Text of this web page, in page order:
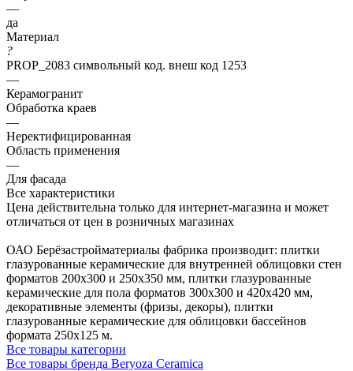
—
да
Материал
?
PROP_2083 символьный код. внеш код 1253
—
Керамогранит
Обработка краев
—
Неректифицированная
Область применения
—
Для фасада
Все характеристики
Цена действительна только для интернет-магазина и может
отличаться от цен в розничных магазинах
ОАО Берёзастройматериалы фабрика производит: плитки
глазурованные керамические для внутренней облицовки стен
форматов 200х300 и 250х350 мм, плитки глазурованные
керамические для пола форматов 300х300 и 420х420 мм,
декоративные элементы (фризы, декоры), плитки
глазурованные керамические для облицовки бассейнов
формата 250х125 м.
Все товары категории
Все товары бренда Beryoza Ceramica